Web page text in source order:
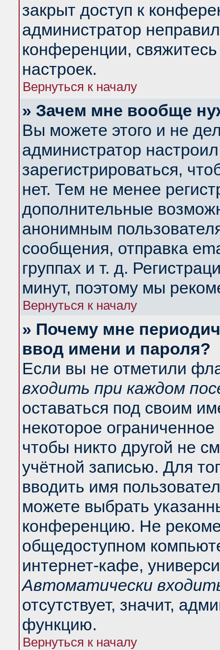
закрыт доступ к
администратор
конференции,
настроек.
Вернуться к началу
» Зачем мне вообще
Вы можете этого и не
администратор
зарегистрироваться,
нет. Тем не менее
дополнительные
анонимным
сообщения, отправка
группах и т. д.
минут, поэтому мы
Вернуться к началу
» Почему мне
ввод имени и пароля?
Если вы не отметили
входить при каждом
оставаться под своим
некоторое
чтобы никто другой не
учётной записью. Для
вводить имя
можете выбрать
конференцию. Не
общедоступном
интернет-кафе,
Автоматически
отсутствует, значит,
функцию.
Вернуться к началу